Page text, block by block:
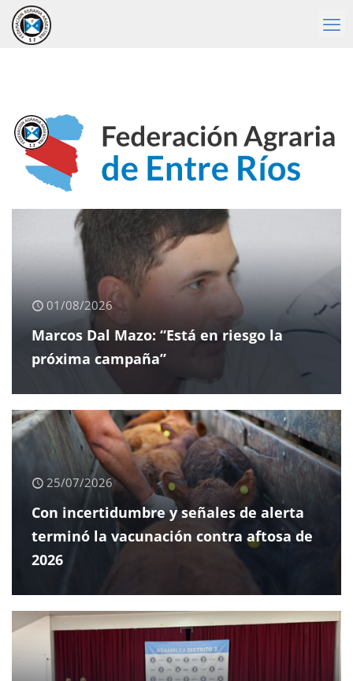
01/08/2026
Marcos Dal Mazo: “Está en riesgo la
próxima campaña”
25/07/2026
Con incertidumbre y señales de alerta
terminó la vacunación contra aftosa de
2026